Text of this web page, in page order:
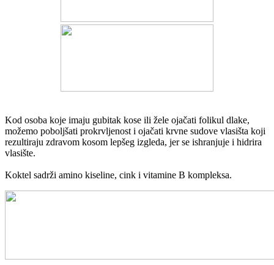
Kod osoba koje imaju gubitak kose ili žele ojačati folikul dlake,
možemo poboljšati prokrvljenost i ojačati krvne sudove vlasišta koji
rezultiraju zdravom kosom lepšeg izgleda, jer se ishranjuje i hidrira
vlasište.
Koktel sadrži amino kiseline, cink i vitamine B kompleksa.